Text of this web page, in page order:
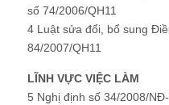
số 74/2006/QH11
4 Luật sửa đổi, bổ sung
84/2007/QH11
LĨNH VỰC VIỆC LÀM
5 Nghị định số 34/2008/